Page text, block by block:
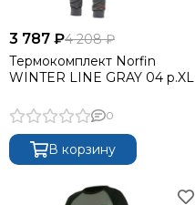
3 787 ₽4 208 ₽
Термокомплект Norfin
WINTER LINE GRAY 04 р.XL
0
В корзину